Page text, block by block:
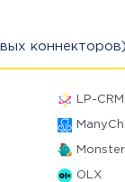
коннекторов)
LP-CRM
OLX